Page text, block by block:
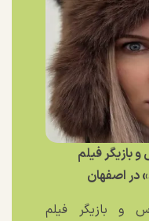
بازیگر فیلم
در اصفهان
و بازیگر فیلم